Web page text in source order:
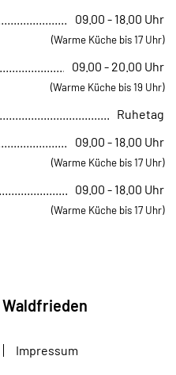
09.00 - 18.00 Uhr
(Warme Küche bis 17 Uhr)
09.00 - 20.00 Uhr
(Warme Küche bis 19 Uhr)
Ruhetag
09.00 - 18.00 Uhr
(Warme Küche bis 17 Uhr)
09.00 - 18.00 Uhr
(Warme Küche bis 17 Uhr)
Impressum